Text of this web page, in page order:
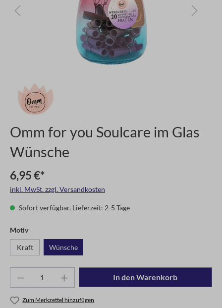
Omm for you Soulcare im Glas
Wünsche
6,95 €*
inkl. MwSt. zzgl. Versandkosten
Sofort verfügbar, Lieferzeit: 2-5 Tage
Motiv
Kraft Wünsche
In den Warenkorb
Zum Merkzettel hinzufügen